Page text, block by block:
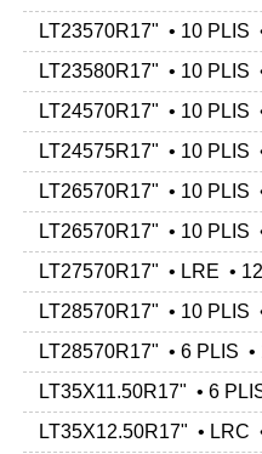
LT23570R17" • 10 PLIS
LT23580R17" • 10 PLIS
LT24570R17" • 10 PLIS
LT24575R17" • 10 PLIS
LT26570R17" • 10 PLIS
LT26570R17" • 10 PLIS
LT27570R17" • LRE •
LT28570R17" • 10 PLIS
LT28570R17" • 6 PLIS •
LT35X11.50R17" • 6
LT35X12.50R17" • LRC